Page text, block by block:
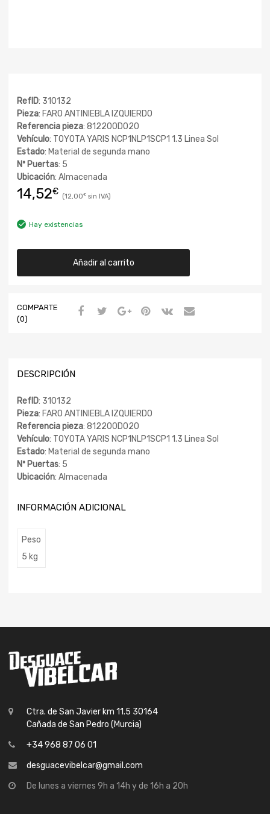
RefID: 310132
Pieza: FARO ANTINIEBLA IZQUIERDO
Referencia pieza: 812200D020
Vehículo: TOYOTA YARIS NCP1NLP1SCP1 1.3 Linea Sol
Estado: Material de segunda mano
Nº Puertas: 5
Ubicación: Almacenada
14,52€ 12,00€
Hay existencias
Añadir al carrito
COMPARTE
(0)
DESCRIPCIÓN
RefID: 310132
Pieza: FARO ANTINIEBLA IZQUIERDO
Referencia pieza: 812200D020
Vehículo: TOYOTA YARIS NCP1NLP1SCP1 1.3 Linea Sol
Estado: Material de segunda mano
Nº Puertas: 5
Ubicación: Almacenada
INFORMACIÓN ADICIONAL
Peso
5 kg
Ctra. de San Javier km 11.5 30164
Cañada de San Pedro (Murcia)
+34 968 87 06 01
desguacevibelcar@gmail.com
De lunes a viernes 9h a 14h y de 16h a 20h